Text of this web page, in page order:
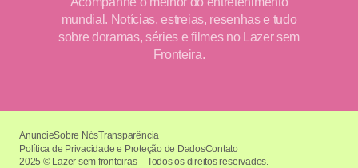
mundial. Notícias, estreias, resenhas e tudo
sobre doramas, séries e filmes no Lazer sem
Fronteira.
2025 © Lazer sem fronteiras – Todos os direitos reservados.
AnuncieSobre NósTransparência
Política de Privacidade e Proteção de DadosContato